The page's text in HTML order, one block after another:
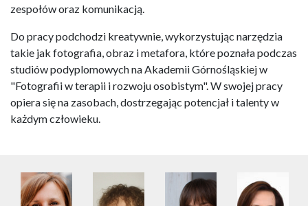
zespołów oraz komunikacją.
Do pracy podchodzi kreatywnie, wykorzystując narzędzia
takie jak fotografia, obraz i metafora, które poznała podczas
studiów podyplomowych na Akademii Górnośląskiej w
"Fotografii w terapii i rozwoju osobistym". W swojej pracy
opiera się na zasobach, dostrzegając potencjał i talenty w
każdym człowieku.